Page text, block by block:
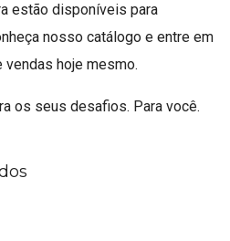
estão disponíveis para
nosso catálogo e entre em
hoje mesmo.
os seus desafios. Para você.